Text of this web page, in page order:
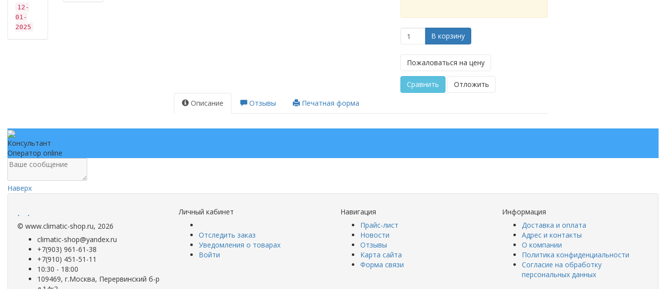
12-
01-
2025
В корзину
Пожаловаться на цену
Сравнить
Отложить
Описание
Отзывы Печатная форма
Консультант
Оператор online
Наверх
. .
© www.climatic-shop.ru, 2026
climatic-shop@yandex.ru
+7(903) 961-61-38
+7(910) 451-51-11
10:30 - 18:00
109469, г.Москва, Перервинский б-р
Личный кабинет
Отследить заказ
Уведомления о товарах
Войти
Навигация
Прайс-лист
Новости
Отзывы
Карта сайта
Форма связи
Информация
Доставка и оплата
Адрес и контакты
О компании
Политика конфиденциальности
Согласие на обработку
персональных данных